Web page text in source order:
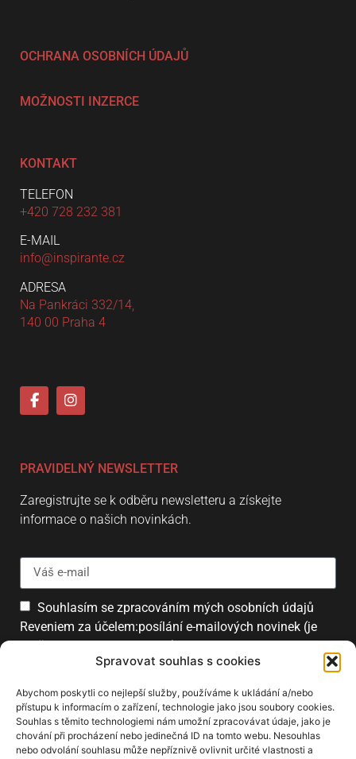
Spravovat souhlas s cookies
Abychom poskytli co nejlepší služby, používáme k ukládání a/nebo
přístupu k informacím o zařízení, technologie jako jsou soubory cookies.
Souhlas s těmito technologiemi nám umožní zpracovávat údaje, jako je
chování při procházení nebo jedinečná ID na tomto webu. Nesouhlas
nebo odvolání souhlasu může nepříznivě ovlivnit určité vlastnosti a
OCHRANA OSOBNÍCH ÚDAJŮ
MOŽNOSTI INZERCE
KONTAKT
TELEFON
+420 728 232 381
E-MAIL
info@inspirante.cz
ADRESA
Na Pankráci 332/14,
140 00 Praha 4
PRAVIDELNÝ NEWSLETTER
Zaregistrujte se k odběru newsletteru a získejte
informace o našich novinkách.
Souhlasím se zpracováním mých osobních údajů
Reveniem za účelem:posílání e-mailových novinek (je
možné se kdykoliv odhlásit).
PARTNEŘI